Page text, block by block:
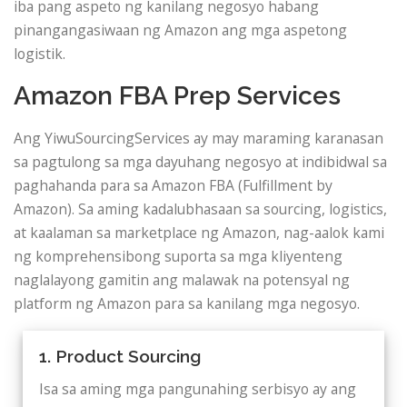
iba pang aspeto ng kanilang negosyo habang
pinangangasiwaan ng Amazon ang mga aspetong
logistik.
Amazon FBA Prep Services
Ang YiwuSourcingServices ay may maraming karanasan
sa pagtulong sa mga dayuhang negosyo at indibidwal sa
paghahanda para sa Amazon FBA (Fulfillment by
Amazon). Sa aming kadalubhasaan sa sourcing, logistics,
at kaalaman sa marketplace ng Amazon, nag-aalok kami
ng komprehensibong suporta sa mga kliyenteng
naglalayong gamitin ang malawak na potensyal ng
platform ng Amazon para sa kanilang mga negosyo.
1. Product Sourcing
Isa sa aming mga pangunahing serbisyo ay ang